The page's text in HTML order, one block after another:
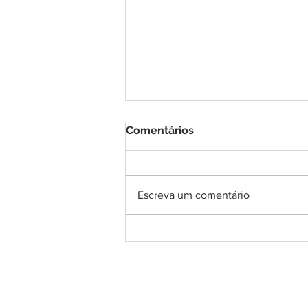
Comentários
Escreva um comentário